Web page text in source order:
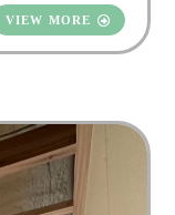
VIEW MORE